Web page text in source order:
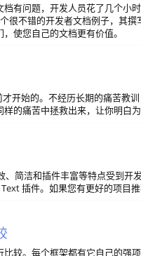
有问题，开发人员花了几个小
很不错的开发者文档例子，其
使您自己的文档更有价值。
开始的。不经历长期的痛苦教
的痛苦中拯救出来，让你明白
简洁和插件丰富等特点受到开
插件。如果您有更好的项目推
较。每个框架都有它自己的强